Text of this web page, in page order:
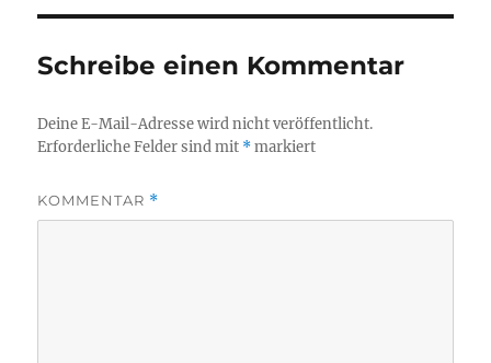
Schreibe einen Kommentar
Deine E-Mail-Adresse wird nicht veröffentlicht.
Erforderliche Felder sind mit *markiert
KOMMENTAR *